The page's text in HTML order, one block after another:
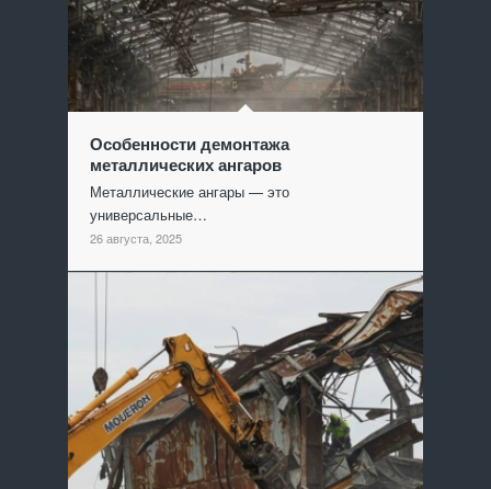
Особенности демонтажа
металлических ангаров
Металлические ангары — это
универсальные…
26 августа, 2025